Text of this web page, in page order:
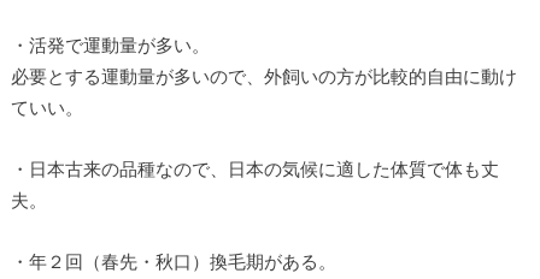
・活発で運動量が多い。
必要とする運動量が多いので、外飼いの方が比較的自由に動け
ていい。
・日本古来の品種なので、日本の気候に適した体質で体も丈
夫。
・年２回（春先・秋口）換毛期がある。